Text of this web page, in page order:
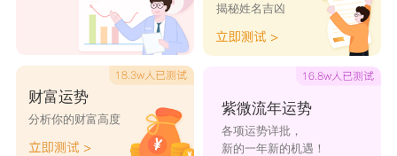
财富运势
分析你的财富高度
揭秘姓名吉凶
紫微流年运势
各项运势详批，
新的一年新的机遇！